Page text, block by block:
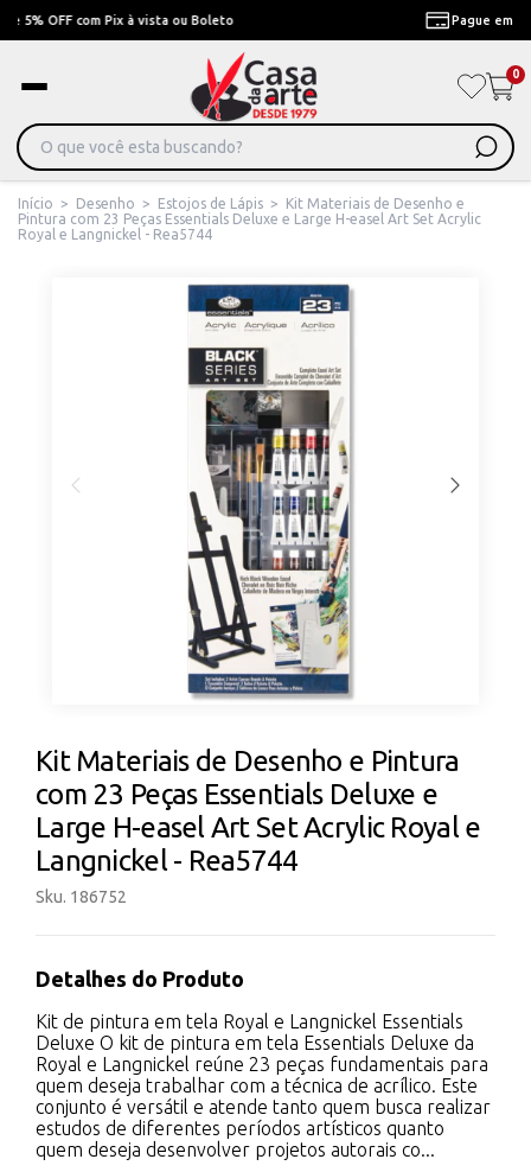
Pague em Até 6x sem juros ou ate 12x com juros
0
Início > Desenho > Estojos de Lápis >
Kit Materiais de Desenho e
Pintura com 23 Peças Essentials Deluxe e Large H-easel Art Set Acrylic
Royal e Langnickel - Rea5744
Kit Materiais de Desenho e Pintura
com 23 Peças Essentials Deluxe e
Large H-easel Art Set Acrylic Royal e
Langnickel - Rea5744
Sku. 186752
Detalhes do Produto
Kit de pintura em tela Royal e Langnickel Essentials
Deluxe O kit de pintura em tela Essentials Deluxe da
Royal e Langnickel reúne 23 peças fundamentais para
quem deseja trabalhar com a técnica de acrílico. Este
conjunto é versátil e atende tanto quem busca realizar
estudos de diferentes períodos artísticos quanto
quem deseja desenvolver projetos autorais co...